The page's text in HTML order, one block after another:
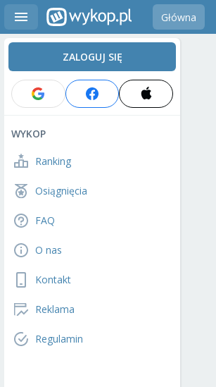
Główna
ZALOGUJ SIĘ
WYKOP
Ranking
Osiągnięcia
FAQ
O nas
Kontakt
Reklama
Regulamin